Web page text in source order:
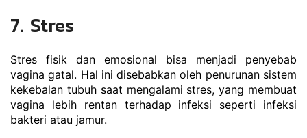
7. Stres
Stres fisik dan emosional bisa menjadi penyebab
vagina gatal. Hal ini disebabkan oleh penurunan sistem
kekebalan tubuh saat mengalami stres, yang membuat
vagina lebih rentan terhadap infeksi seperti infeksi
bakteri atau jamur.